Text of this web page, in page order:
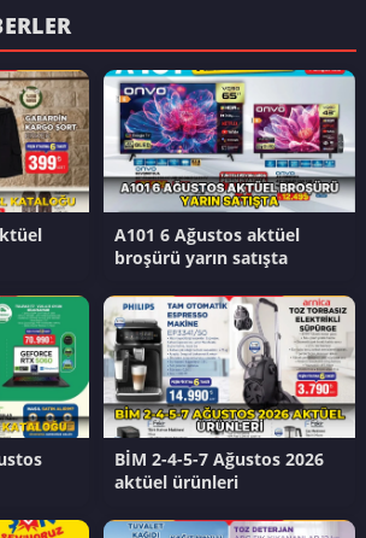
A101 6 Ağustos aktüel
broşürü yarın satışta
BİM 2-4-5-7 Ağustos 2026
aktüel ürünleri